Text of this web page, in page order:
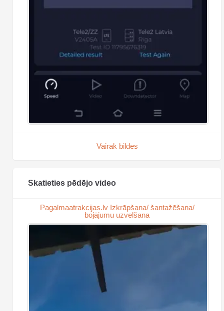
Vairāk bildes
Skatieties pēdējo video
Pagalmaatrakcijas.lv Izkrāpšana/ šantažēšana/
bojājumu uzvelšana